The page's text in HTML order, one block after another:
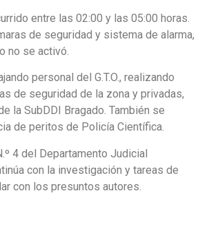
entre las 02:00 y las 05:00 horas.
de seguridad y sistema de alarma,
no se activó.
personal del G.T.O., realizando
de seguridad de la zona y privadas,
la SubDDI Bragado. También se
de peritos de Policía Científica.
4 del Departamento Judicial
con la investigación y tareas de
con los presuntos autores.